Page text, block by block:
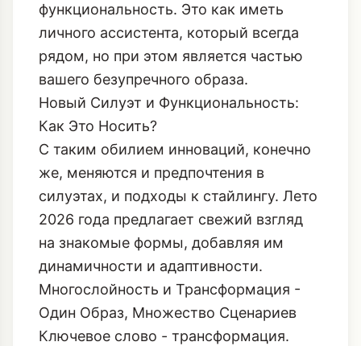
функциональность. Это как иметь
личного ассистента, который всегда
рядом, но при этом является частью
вашего безупречного образа.
Новый Силуэт и Функциональность:
Как Это Носить?
С таким обилием инноваций, конечно
же, меняются и предпочтения в
силуэтах, и подходы к стайлингу. Лето
2026 года предлагает свежий взгляд
на знакомые формы, добавляя им
динамичности и адаптивности.
Многослойность и Трансформация -
Один Образ, Множество Сценариев
Ключевое слово - трансформация.